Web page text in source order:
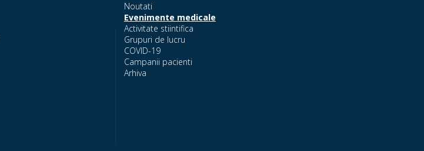
Noutati
Evenimente medicale
Activitate stiintifica
Grupuri de lucru
COVID-19
Campanii pacienti
Arhiva